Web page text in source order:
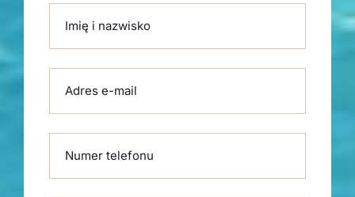
Imię i nazwisko
Adres e-mail
Numer telefonu